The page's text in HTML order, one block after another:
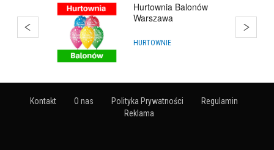
Hurtownia Balonów
Warszawa
HURTOWNIE
Kontakt O nas Polityka Prywatności
Regulamin
Reklama